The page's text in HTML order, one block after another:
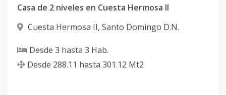
Casa de 2 niveles en Cuesta Hermosa II
Cuesta Hermosa II, Santo Domingo D.N.
Desde 3 hasta 3 Hab.
Desde 288.11 hasta 301.12 Mt2